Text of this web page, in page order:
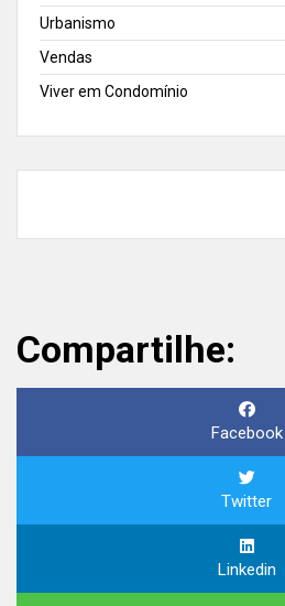
Urbanismo
Vendas
Viver em Condomínio
Compartilhe:
Facebook
Twitter
Linkedin